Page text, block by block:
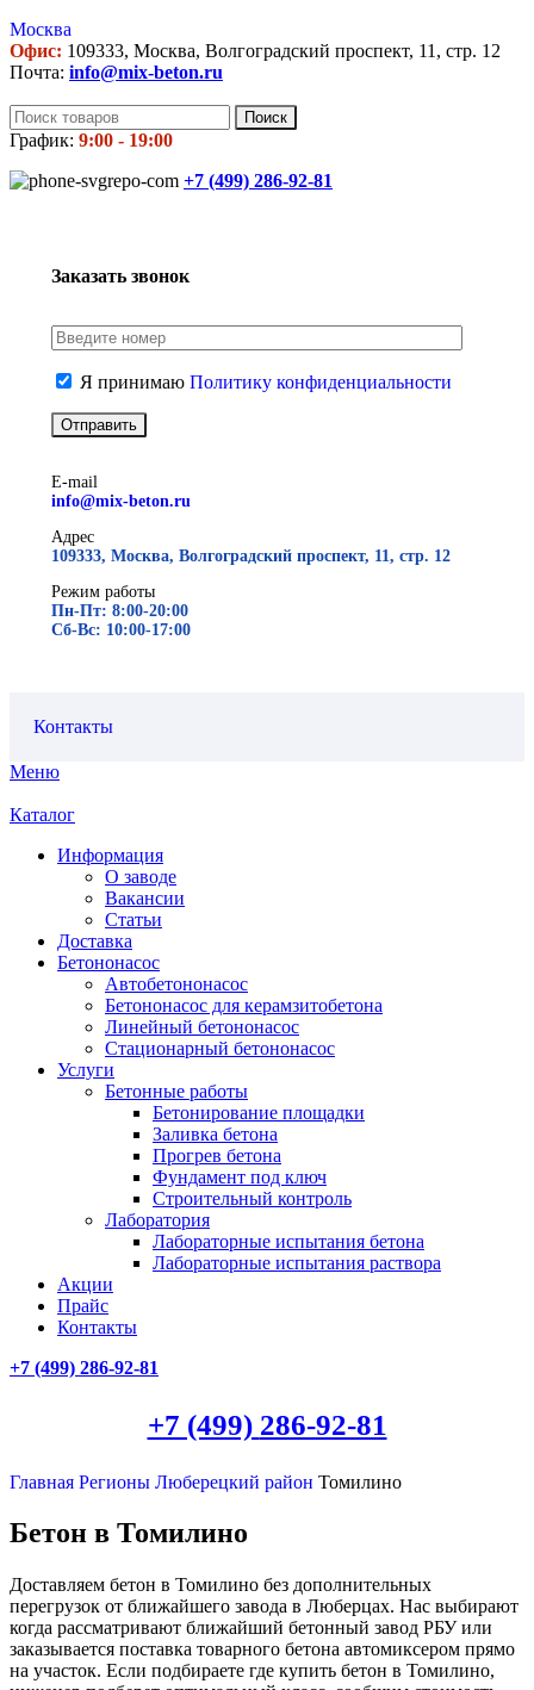
Москва
Офис: 109333, Москва, Волгоградский проспект, 11, стр. 12
Почта: info@mix-beton.ru
Поиск
График: 9:00 - 19:00
+7 (499) 286-92-81
Заказать звонок
Я принимаю Политику конфиденциальности
E-mail
info@mix-beton.ru
Адрес
109333, Москва, Волгоградский проспект, 11, стр. 12
Режим работы
Пн-Пт: 8:00-20:00
Сб-Вс: 10:00-17:00
Контакты
Меню
Каталог
Информация
О заводе
Вакансии
Статьи
Доставка
Бетононасос
Автобетононасос
Бетононасос для керамзитобетона
Линейный бетононасос
Стационарный бетононасос
Услуги
Бетонные работы
Бетонирование площадки
Заливка бетона
Прогрев бетона
Фундамент под ключ
Строительный контроль
Лаборатория
Лабораторные испытания бетона
Лабораторные испытания раствора
Акции
Прайс
Контакты
+7 (499) 286-92-81
+7 (499) 286-92-81
Главная Регионы Люберецкий район Томилино
Бетон в Томилино
Доставляем бетон в Томилино без дополнительных
перегрузок от ближайшего завода в Люберцах. Нас выбирают
когда рассматривают ближайший бетонный завод РБУ или
заказывается поставка товарного бетона автомиксером прямо
на участок. Если подбираете где купить бетон в Томилино,